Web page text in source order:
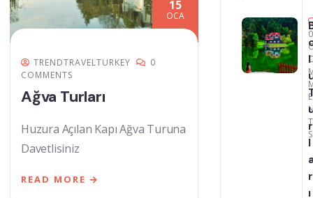
15
OCA
TRENDTRAVELTURKEY
0
COMMENTS
Ağva Turları
Huzura Açılan Kapı Ağva Turuna
Davetlisiniz
READ MORE
E
S
l
r
l
r
ı